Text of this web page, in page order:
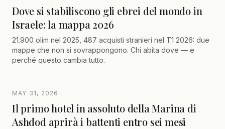
plusvalenza, scoprite come ottimizzare la vostra
pianificazione successoria internazionale prima
dell'abolizione di certi vantaggi fiscali lineari.
Dove si stabiliscono gli ebrei del mondo in
Israele: la mappa 2026
21.900 olim nel 2025, 487 acquisti stranieri nel T1 2026: due
mappe che non si sovrappongono. Chi abita dove — e
perché questo cambia tutto.
MAY 31, 2026
Il primo hotel in assoluto della Marina di
Ashdod aprirà i battenti entro sei mesi